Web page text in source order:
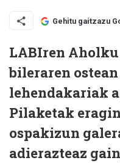
Gehitu gaitzazu
LABIren
bileraren
lehendakariak
Pilaketak
ospakizun
adierazteaz